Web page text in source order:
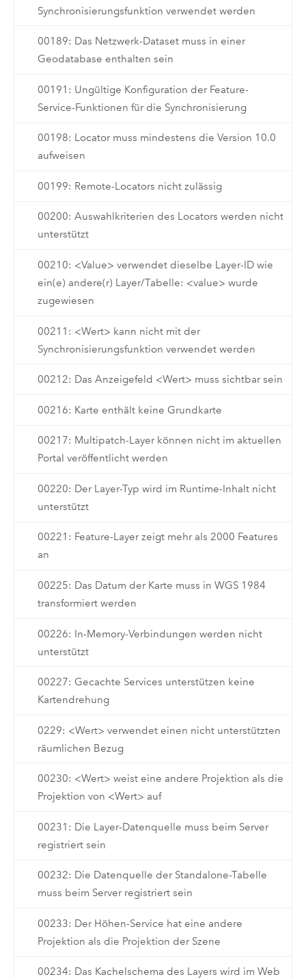
Synchronisierungsfunktion verwendet werden
00189: Das Netzwerk-Dataset muss in einer
Geodatabase enthalten sein
00191: Ungültige Konfiguration der Feature-
Service-Funktionen für die Synchronisierung
00198: Locator muss mindestens die Version 10.0
aufweisen
00199: Remote-Locators nicht zulässig
00200: Auswahlkriterien des Locators werden nicht
unterstützt
00210: <Value> verwendet dieselbe Layer-ID wie
ein(e) andere(r) Layer/Tabelle: <value> wurde
zugewiesen
00211: <Wert> kann nicht mit der
Synchronisierungsfunktion verwendet werden
00212: Das Anzeigefeld <Wert> muss sichtbar sein
00216: Karte enthält keine Grundkarte
00217: Multipatch-Layer können nicht im aktuellen
Portal veröffentlicht werden
00220: Der Layer-Typ wird im Runtime-Inhalt nicht
unterstützt
00221: Feature-Layer zeigt mehr als 2000 Features
an
00225: Das Datum der Karte muss in WGS 1984
transformiert werden
00226: In-Memory-Verbindungen werden nicht
unterstützt
00227: Gecachte Services unterstützen keine
Kartendrehung
0229: <Wert> verwendet einen nicht unterstützten
räumlichen Bezug
00230: <Wert> weist eine andere Projektion als die
Projektion von <Wert> auf
00231: Die Layer-Datenquelle muss beim Server
registriert sein
00232: Die Datenquelle der Standalone-Tabelle
muss beim Server registriert sein
00233: Der Höhen-Service hat eine andere
Projektion als die Projektion der Szene
00234: Das Kachelschema des Layers wird im Web